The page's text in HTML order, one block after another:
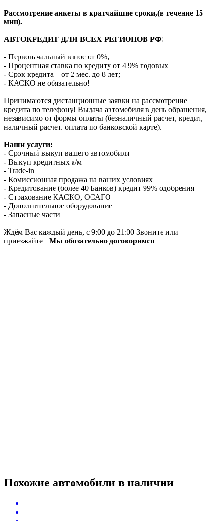
Рассмотрение анкеты в кратчайшие сроки,(в течение 15
мин).
АВТОКРЕДИТ ДЛЯ ВСЕХ РЕГИОНОВ РФ!
- Первоначальный взнос от 0%;
- Процентная ставка по кредиту от 4,9% годовых
- Срок кредита – от 2 мес. до 8 лет;
- КАСКО не обязательно!
Принимаются дистанционные заявки на рассмотрение
кредита по телефону! Выдача автомобиля в день обращения,
независимо от формы оплаты (безналичный расчет, кредит,
наличный расчет, оплата по банковской карте).
Наши услуги:
- Срочный выкуп вашего автомобиля
- Выкуп кредитных а/м
- Trade-in
- Комиссионная продажа на ваших условиях
- Кредитование (более 40 Банков) кредит 99% одобрения
- Страхование КАСКО, ОСАГО
- Дополнительное оборудование
- Запасные части
Ждём Вас каждый день, с 9:00 до 21:00 Звоните или
приезжайте - Мы обязательно договоримся
Похожие автомобили в наличии